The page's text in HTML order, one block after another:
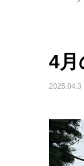
4月
2025.04.3